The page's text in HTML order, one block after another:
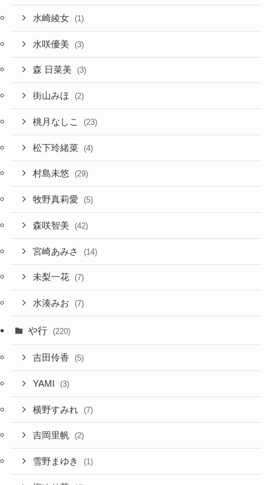
水崎綾女 (1)
水咲優美 (3)
森 日菜美 (3)
街山みほ (2)
桃月なしこ (23)
松下玲緒菜 (4)
村島未悠 (29)
牧野真莉愛 (5)
森咲智美 (42)
宮崎あみさ (14)
未梨一花 (7)
水湊みお (7)
や行 (220)
吉田伶香 (5)
YAMI (3)
横野すみれ (7)
吉岡里帆 (2)
雪野まゆき (1)